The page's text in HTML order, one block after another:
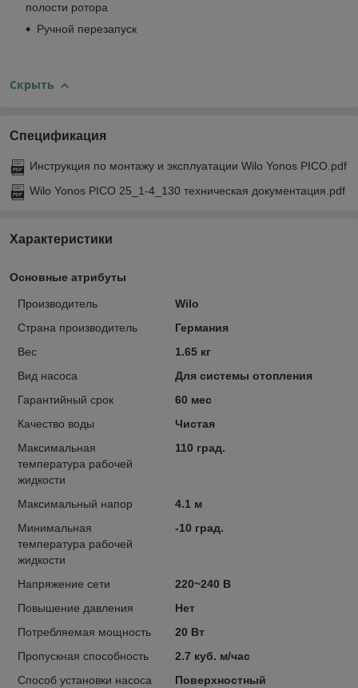
полости ротора
Ручной перезапуск
Скрыть
Спецификация
Инструкция по монтажу и эксплуатации Wilo Yonos PICO.pdf
Wilo Yonos PICO 25_1-4_130 техническая документация.pdf
Характеристики
Основные атрибуты
Производитель
Wilo
Страна производитель
Германия
Вес
1.65 кг
Вид насоса
Для системы отопления
Гарантийный срок
60 мес
Качество воды
Чистая
Максимальная
температура рабочей
жидкости
110 град.
Максимальный напор
4.1 м
Минимальная
температура рабочей
жидкости
-10 град.
Напряжение сети
220~240 В
Повышение давления
Нет
Потребляемая мощность
20 Вт
Пропускная способность
2.7 куб. м/час
Способ установки насоса
Поверхностный